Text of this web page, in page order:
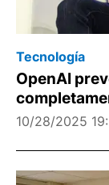
Tecnología
OpenAI
10/28/2025